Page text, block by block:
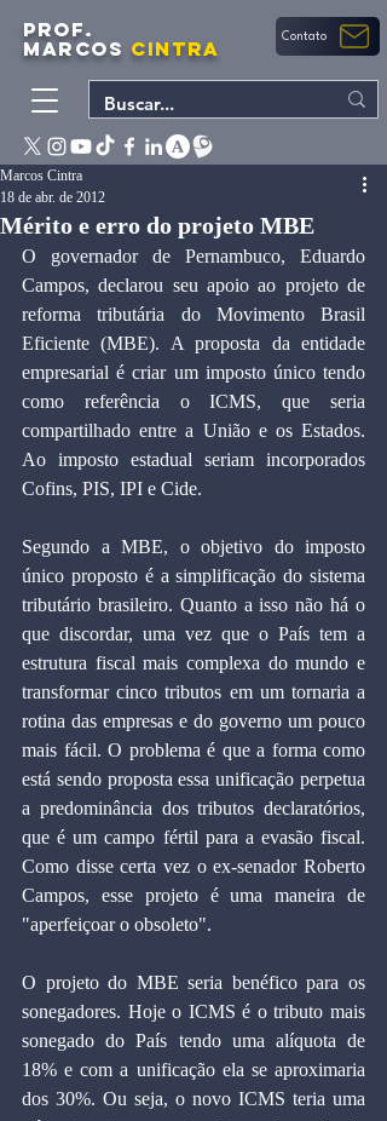
PROF.
MARCOS CINTRA Contato
Mérito e erro do projeto MBE
Marcos Cintra
18 de abr. de 2012
O governador de Pernambuco, Eduardo
Campos, declarou seu apoio ao projeto de
reforma tributária do Movimento Brasil
Eficiente (MBE). A proposta da entidade
empresarial é criar um imposto único tendo
como referência o ICMS, que seria
compartilhado entre a União e os Estados.
Ao imposto estadual seriam incorporados
Cofins, PIS, IPI e Cide.
Segundo a MBE, o objetivo do imposto
único proposto é a simplificação do sistema
tributário brasileiro. Quanto a isso não há o
que discordar, uma vez que o País tem a
estrutura fiscal mais complexa do mundo e
transformar cinco tributos em um tornaria a
rotina das empresas e do governo um pouco
mais fácil. O problema é que a forma como
está sendo proposta essa unificação perpetua
a predominância dos tributos declaratórios,
que é um campo fértil para a evasão fiscal.
Como disse certa vez o ex-senador Roberto
Campos, esse projeto é uma maneira de
"aperfeiçoar o obsoleto".
O projeto do MBE seria benéfico para os
sonegadores. Hoje o ICMS é o tributo mais
sonegado do País tendo uma alíquota de
18% e com a unificação ela se aproximaria
dos 30%. Ou seja, o novo ICMS teria uma